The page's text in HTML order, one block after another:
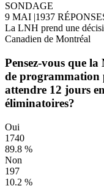
SONDAGE
9 MAI |1937
La LNH prend une
Canadien de Montréal
Pensez-vous que
de programmation
attendre 12 jours
éliminatoires?
Oui
1740
89.8 %
Non
197
10.2 %